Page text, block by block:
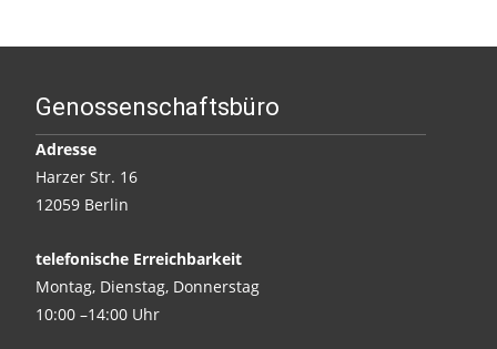
Genossenschaftsbüro
Adresse
Harzer Str. 16
12059 Berlin
telefonische Erreichbarkeit
Montag, Dienstag, Donnerstag
10:00 –14:00 Uhr